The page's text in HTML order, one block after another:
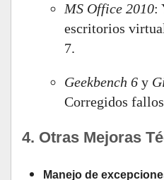
MS Office 2010:
escritorios
7.
Geekbench 6 y
Corregidos
4. Otras Mejoras
Manejo de